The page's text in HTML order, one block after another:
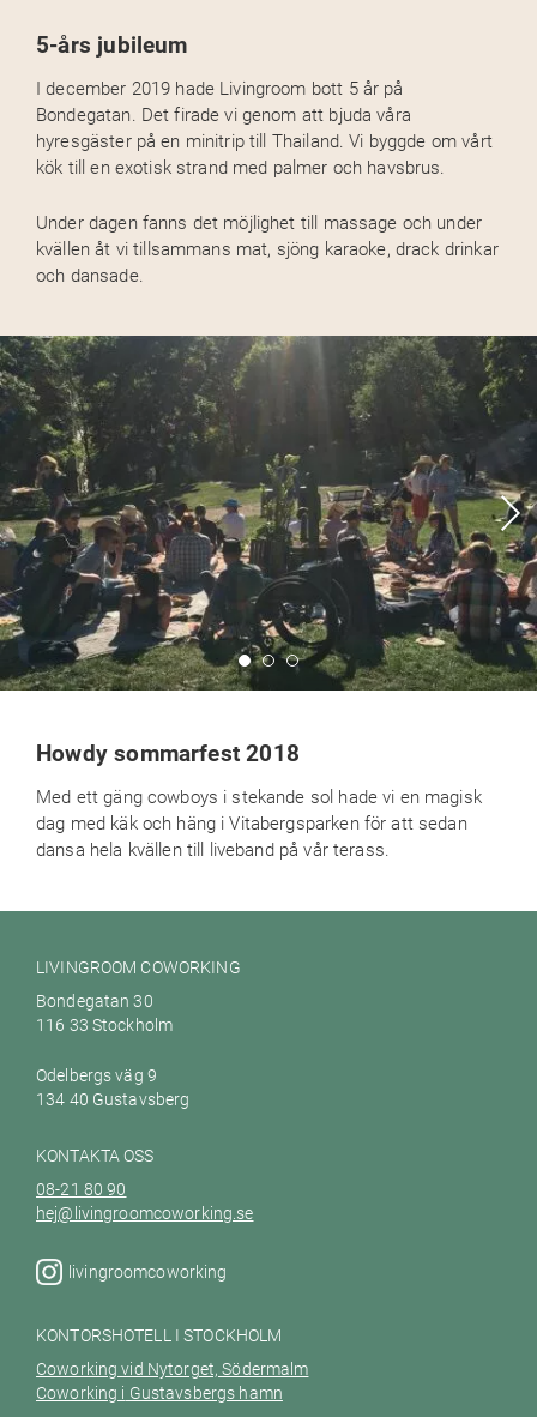
5-års jubileum
I december 2019 hade Livingroom bott 5 år på
Bondegatan. Det firade vi genom att bjuda våra
hyresgäster på en minitrip till Thailand. Vi byggde om vårt
kök till en exotisk strand med palmer och havsbrus.
Under dagen fanns det möjlighet till massage och under
kvällen åt vi tillsammans mat, sjöng karaoke, drack drinkar
och dansade.
Howdy sommarfest 2018
Med ett gäng cowboys i stekande sol hade vi en magisk
dag med käk och häng i Vitabergsparken för att sedan
dansa hela kvällen till liveband på vår terass.
LIVINGROOM COWORKING
Bondegatan 30
116 33 Stockholm
Odelbergs väg 9
134 40 Gustavsberg
KONTAKTA OSS
08-21 80 90
hej@livingroomcoworking.se
livingroomcoworking
KONTORSHOTELL I STOCKHOLM
Coworking vid Nytorget, Södermalm
Coworking i Gustavsbergs hamn